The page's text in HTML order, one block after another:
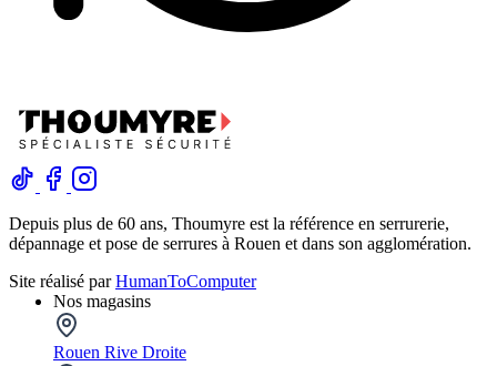
Depuis plus de 60 ans, Thoumyre est la référence en serrurerie,
dépannage et pose de serrures à Rouen et dans son agglomération.
Site réalisé parHumanToComputer
Nos magasins
Rouen Rive Droite